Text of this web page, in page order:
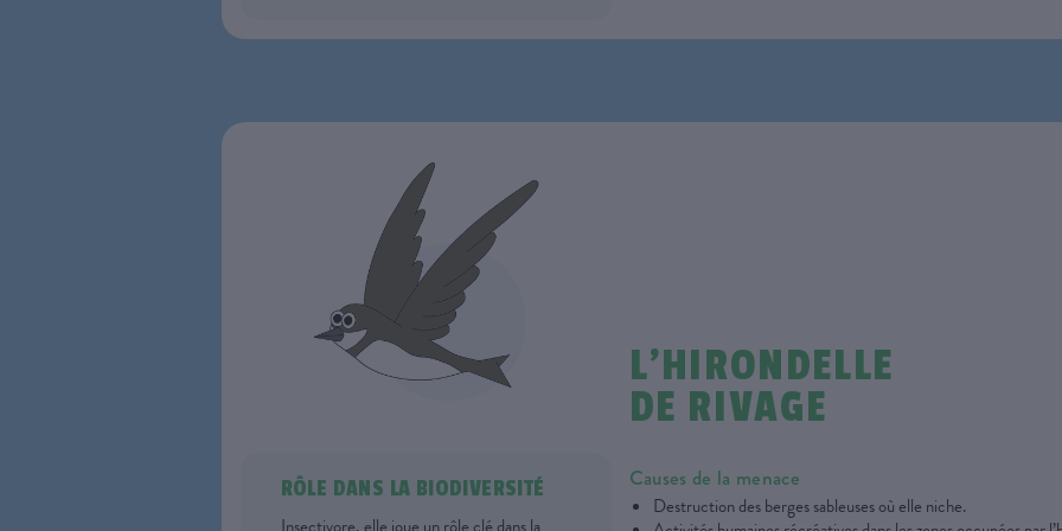
L’HIRONDELLE
DE RIVAGE
RÔLE DANS LA BIODIVERSITÉ
Causes de la menace
Destruction des berges sableuses où elle niche.